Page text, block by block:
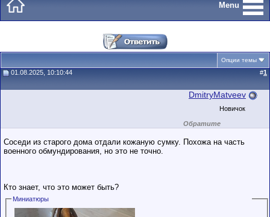
Menu
Опции темы
01.08.2025, 10:10:44 #1
DmitryMatveev
Новичок
Обратите
внимание на
маленький стаж
пользователя на
Соседи из старого дома отдали кожаную сумку. Похожа на часть
военного обмундирования, но это не точно.
Кто знает, что это может быть?
Миниатюры